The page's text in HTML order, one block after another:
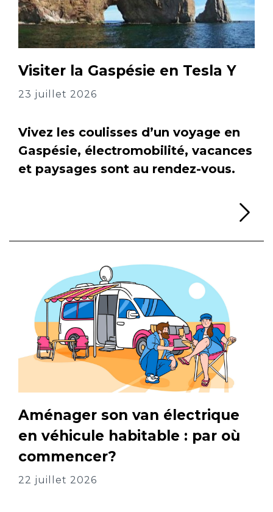
Visiter la Gaspésie en Tesla Y
23 juillet 2026
Vivez les coulisses d’un voyage en
Gaspésie, électromobilité, vacances
et paysages sont au rendez-vous.
Aménager son van électrique
en véhicule habitable : par où
commencer?
22 juillet 2026